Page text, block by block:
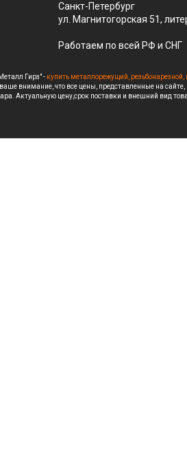
Санкт-Петербург
ул. Магнитогорская 51,
Работаем по всей РФ и СНГ
Гирз" - купить металлорежущий,
внимание, что все цены, представленные на
Актуальную цену,срок поставки и внешний вид